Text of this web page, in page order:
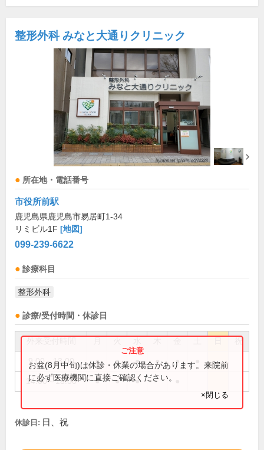
整形外科 みなと大通りクリニック
所在地・電話番号
市役所前駅
鹿児島県鹿児島市易居町1-34
リミビル1F [地図]
099-239-6622
診療科目
整形外科
診療/受付時間・休診日
祝
9:00～13:00 ● ● ● ● ●
14:00～18:00 ● ● ●
お盆(8月中旬)は休診・休業の場合があります。来院前
に必ず医療機関に直接ご確認ください。
×閉じる
休診日: 日、祝